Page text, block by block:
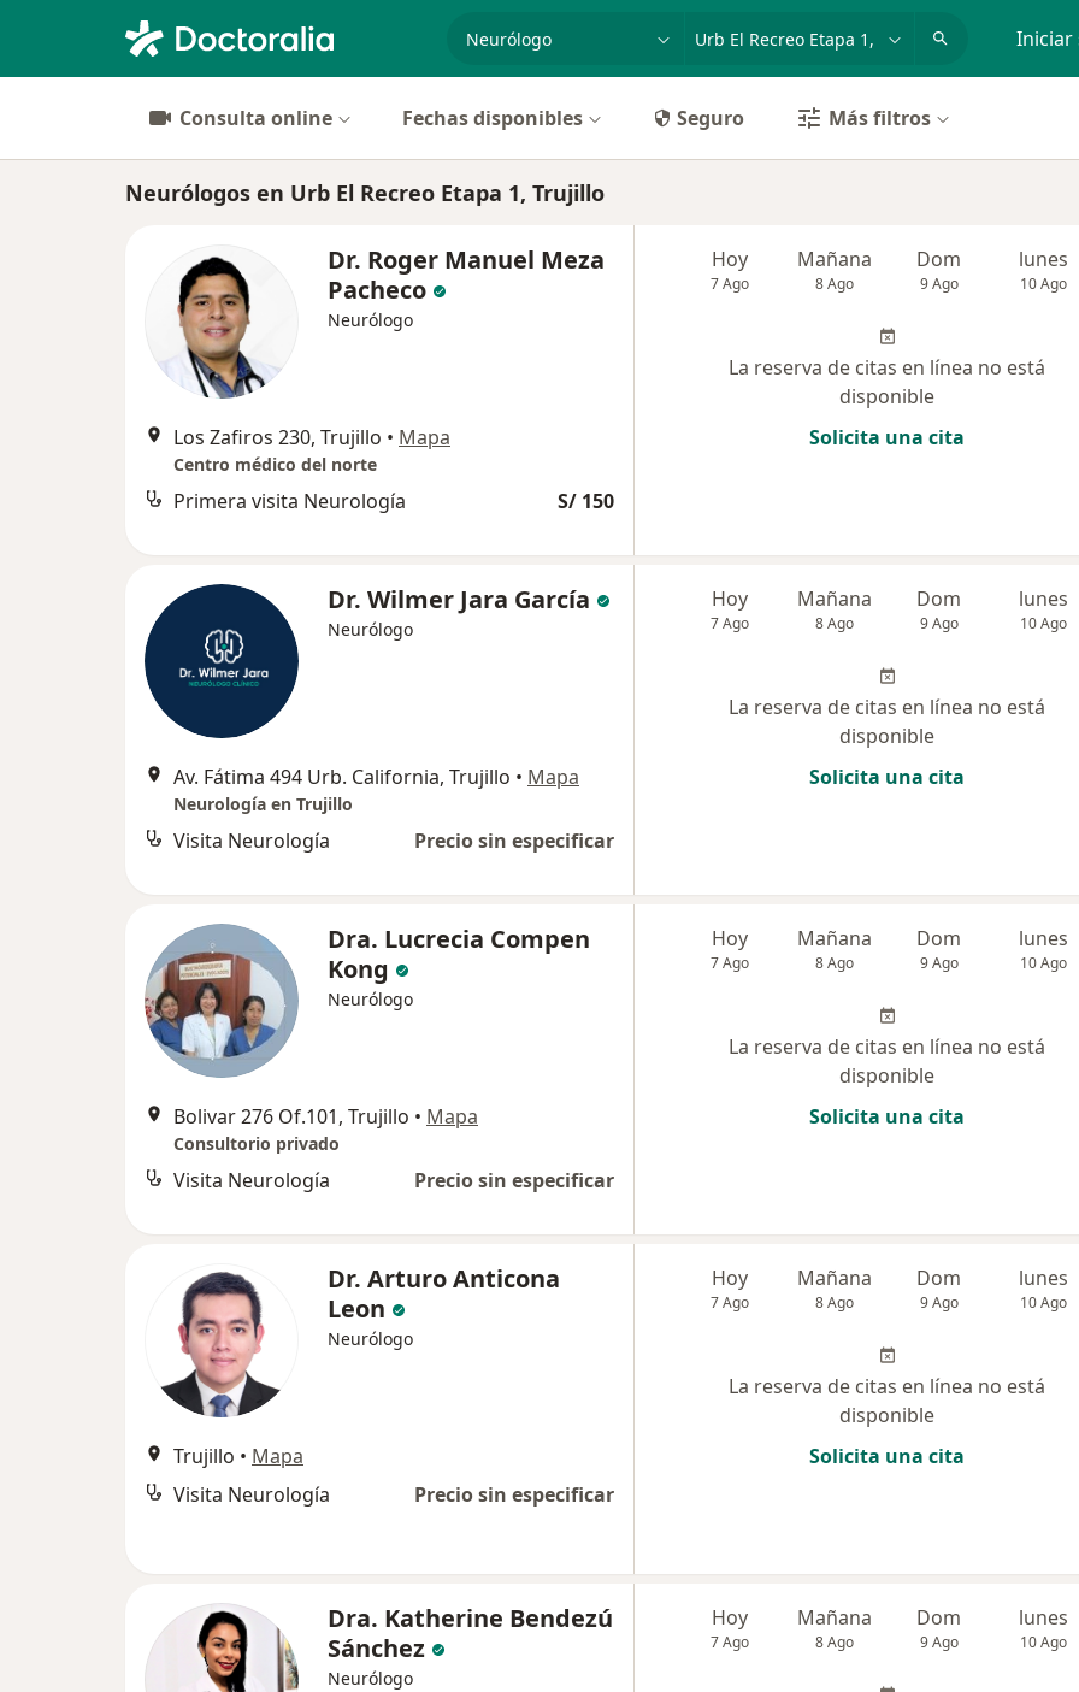
especialidad, enfermedad o nombre Iniciar
Consulta online Fechas disponibles Seguro Más filtros
Neurólogos en Urb El Recreo Etapa 1, Trujillo
Dr. Roger Manuel Meza
Pacheco
Neurólogo
Los Zafiros 230, Trujillo • Mapa
Centro médico del norte
Primera visita Neurología S/ 150
Hoy
7 Ago
Mañana
8 Ago
Dom
9 Ago
lunes
10 Ago
La reserva de citas en línea no está
disponible
Solicita una cita
Dr. Wilmer Jara García
Neurólogo
Av. Fátima 494 Urb. California, Trujillo • Mapa
Neurología en Trujillo
Visita Neurología Precio sin especificar
Hoy
7 Ago
Mañana
8 Ago
Dom
9 Ago
lunes
10 Ago
La reserva de citas en línea no está
disponible
Solicita una cita
Dra. Lucrecia Compen
Kong
Neurólogo
Bolivar 276 Of.101, Trujillo • Mapa
Consultorio privado
Visita Neurología Precio sin especificar
Hoy
7 Ago
Mañana
8 Ago
Dom
9 Ago
lunes
10 Ago
La reserva de citas en línea no está
disponible
Solicita una cita
Dr. Arturo Anticona
Leon
Neurólogo
Trujillo • Mapa
Visita Neurología
Precio sin especificar
Hoy
7 Ago
Mañana
8 Ago
Dom
9 Ago
lunes
10 Ago
La reserva de citas en línea no está
disponible
Solicita una cita
Dra. Katherine Bendezú
Sánchez
Neurólogo
Hoy
7 Ago
Mañana
8 Ago
Dom
9 Ago
lunes
10 Ago